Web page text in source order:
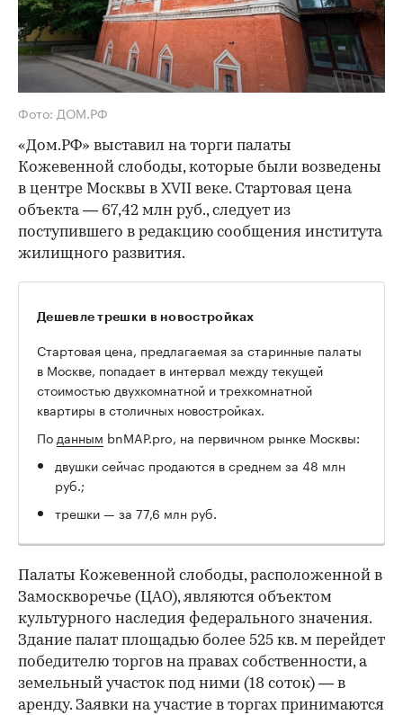
Фото: ДОМ.РФ
«Дом.РФ» выставил на торги палаты
Кожевенной слободы, которые были возведены
в центре Москвы в XVII веке. Стартовая цена
объекта — 67,42 млн руб., следует из
поступившего в редакцию сообщения института
жилищного развития.
Дешевле трешки в новостройках
Стартовая цена, предлагаемая за старинные палаты
в Москве, попадает в интервал между текущей
стоимостью двухкомнатной и трехкомнатной
квартиры в столичных новостройках.
По данным bnMAP.pro, на первичном рынке Москвы:
двушки сейчас продаются в среднем за 48 млн
руб.;
трешки — за 77,6 млн руб.
Палаты Кожевенной слободы, расположенной в
Замоскворечье (ЦАО), являются объектом
культурного наследия федерального значения.
Здание палат площадью более 525 кв. м перейдет
победителю торгов на правах собственности, а
земельный участок под ними (18 соток) — в
аренду. Заявки на участие в торгах принимаются